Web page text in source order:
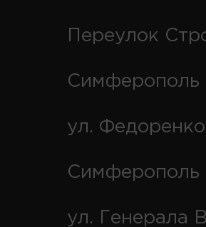
Переулок
Симферополь
ул. Федоренко
Симферополь
ул. Генерала